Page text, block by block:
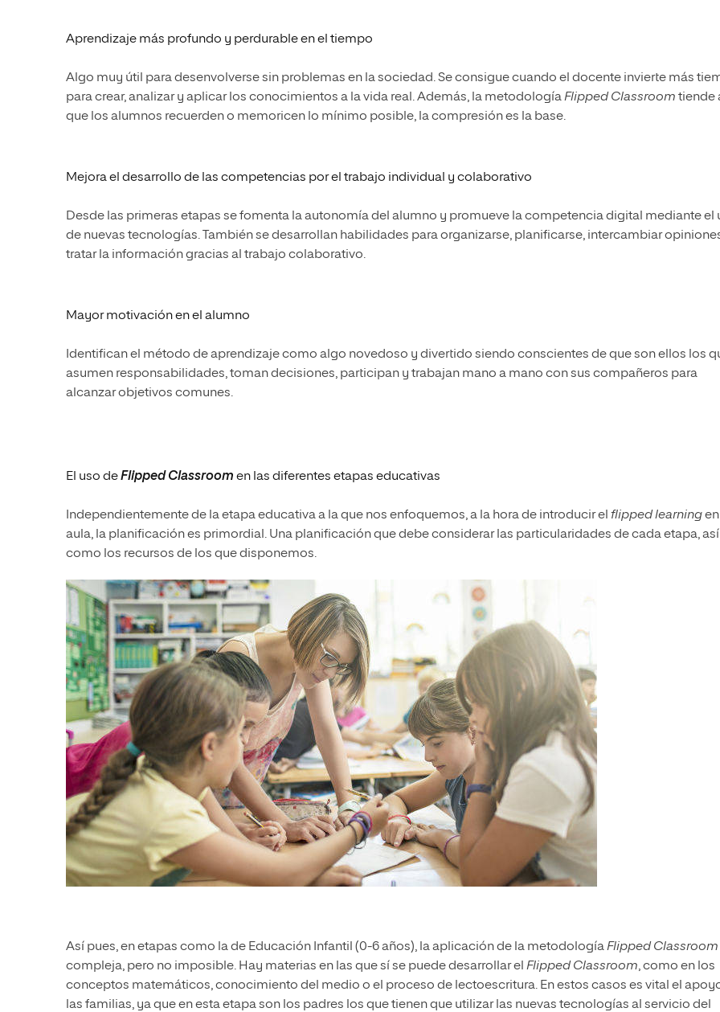
Aprendizaje más profundo y perdurable en el tiempo
Algo muy útil para desenvolverse sin problemas en la sociedad. Se consigue cuando el docente invierte más
para crear, analizar y aplicar los conocimientos a la vida real. Además, la metodologíaFlipped Classroom tiende
que los alumnos recuerden o memoricen lo mínimo posible, la compresión es la base.
Mejora el desarrollo de las competencias por el trabajo individual y colaborativo
Desde las primeras etapas se fomenta la autonomía del alumno y promueve la competencia digital mediante el
de nuevas tecnologías. También se desarrollan habilidades para organizarse, planificarse, intercambiar
tratar la información gracias al trabajo colaborativo.
Mayor motivación en el alumno
Identifican el método de aprendizaje como algo novedoso y divertido siendo conscientes de que son ellos los
asumen responsabilidades, toman decisiones, participan y trabajan mano a mano con sus compañeros para
alcanzar objetivos comunes.
El uso deFlipped Classroom en las diferentes etapas educativas
Independientemente de la etapa educativa a la que nos enfoquemos, a la hora de introducir el flipped learningen
aula, la planificación es primordial. Una planificación que debe considerar las particularidades de cada etapa, así
como los recursos de los que disponemos.
Así pues, en etapas como la de Educación Infantil (0-6 años), la aplicación de la metodologíaFlipped Classroom
compleja, pero no imposible. Hay materias en las que sí se puede desarrollar el Flipped Classroom, como en los
conceptos matemáticos, conocimiento del medio o el proceso de lectoescritura. En estos casos es vital el
las familias, ya que en esta etapa son los padres los que tienen que utilizar las nuevas tecnologías al servicio del